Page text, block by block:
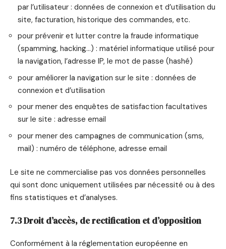
par l’utilisateur : données de connexion et d’utilisation du
site, facturation, historique des commandes, etc.
pour prévenir et lutter contre la fraude informatique
(spamming, hacking…) : matériel informatique utilisé pour
la navigation, l’adresse IP, le mot de passe (hashé)
pour améliorer la navigation sur le site : données de
connexion et d’utilisation
pour mener des enquêtes de satisfaction facultatives
sur le site : adresse email
pour mener des campagnes de communication (sms,
mail) : numéro de téléphone, adresse email
Le site ne commercialise pas vos données personnelles
qui sont donc uniquement utilisées par nécessité ou à des
fins statistiques et d’analyses.
7.3 Droit d’accès, de rectification et d’opposition
Conformément à la réglementation européenne en